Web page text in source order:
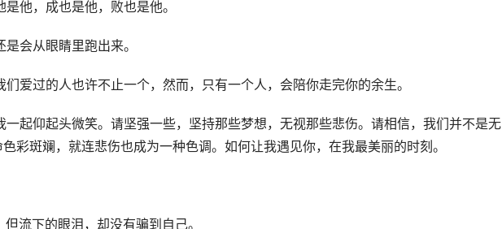
他，成也是他，败也是他。
会从眼睛里跑出来。
爱过的人也许不止一个，然而，只有一个人，会陪你走完你的余生。
起仰起头微笑。请坚强一些，坚持那些梦想，无视那些悲伤。请相信，我们并不是无
彩斑斓，就连悲伤也成为一种色调。如何让我遇见你，在我最美丽的时刻。
流下的眼泪，却没有骗到自己。